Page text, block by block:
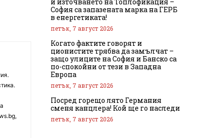
София са запазената марка на ГЕРБ
в енергетиката!
петък, 7 август 2026
Когато фактите говорят и
ционистите трябва да замълчат –
защо улиците на София и Банско са
по-спокойни от тези в Западна
Европа
петък, 7 август 2026
Посред горещо лято Германия
сменя канцлера! Кой ще го наследи
петък, 7 август 2026